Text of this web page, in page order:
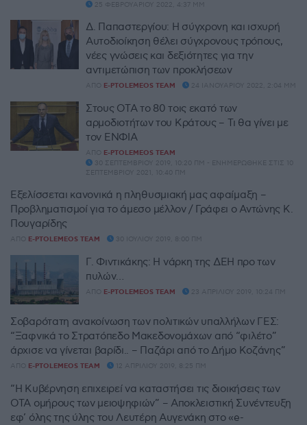
25 ΦΕΒΡΟΥΑΡΊΟΥ 2022, 4:37 ΜΜ
Δ. Παπαστεργίου: Η σύγχρονη και ισχυρή
Αυτοδιοίκηση θέλει σύγχρονους τρόπους,
νέες γνώσεις και δεξιότητες για την
αντιμετώπιση των προκλήσεων
ΑΠΌ E-PTOLEMEOS TEAM 24 ΙΑΝΟΥΑΡΊΟΥ 2022, 2:04 ΜΜ
Στους ΟΤΑ το 80 τοις εκατό των
αρμοδιοτήτων του Κράτους – Τι θα γίνει με
τον ΕΝΦΙΑ
ΑΠΌ E-PTOLEMEOS TEAM
30 ΣΕΠΤΕΜΒΡΊΟΥ 2019, 10:20 ΠΜ - ΕΝΗΜΕΡΏΘΗΚΕ ΣΤΙΣ 10
ΣΕΠΤΕΜΒΡΊΟΥ 2021, 10:40 ΠΜ
Εξελίσσεται κανονικά η πληθυσμιακή μας αφαίμαξη –
Προβληματισμοί για το άμεσο μέλλον / Γράφει ο Αντώνης Κ.
Πουγαρίδης
ΑΠΌ E-PTOLEMEOS TEAM 30 ΙΟΥΛΊΟΥ 2019, 8:00 ΠΜ
Γ. Φιντικάκης: H νάρκη της ΔΕΗ προ των
πυλών…
ΑΠΌ E-PTOLEMEOS TEAM 23 ΑΠΡΙΛΊΟΥ 2019, 10:24 ΠΜ
Σοβαρότατη ανακοίνωση των πολιτικών υπαλλήλων ΓΕΣ:
“Ξαφνικά το Στρατόπεδο Μακεδονομάχων από “φιλέτο”
άρχισε να γίνεται βαρίδι.. – Παζάρι από το Δήμο Κοζάνης”
ΑΠΌ E-PTOLEMEOS TEAM 12 ΑΠΡΙΛΊΟΥ 2019, 8:25 ΠΜ
“Η Κυβέρνηση επιχειρεί να καταστήσει τις διοικήσεις των
ΟΤΑ ομήρους των μειοψηφιών” – Αποκλειστική Συνέντευξη
εφ’ όλης της ύλης του Λευτέρη Αυγενάκη στο «e-